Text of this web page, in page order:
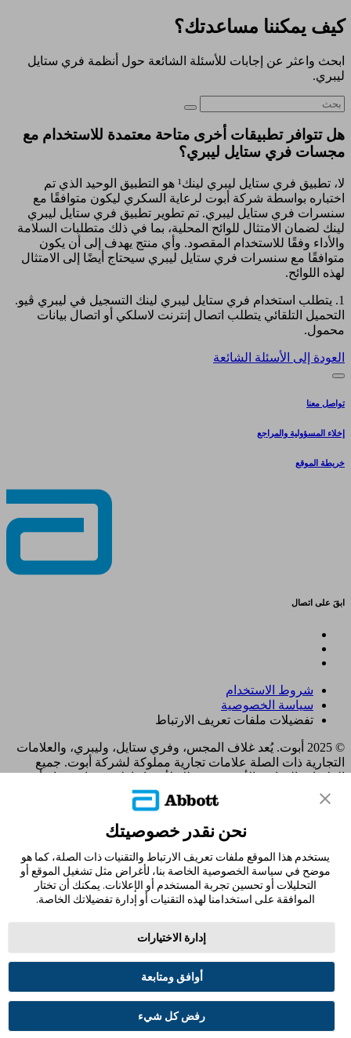
كيف يمكننا مساعدتك؟
ابحث واعثر عن إجابات للأسئلة الشائعة حول أنظمة فري ستايل
ليبري.
هل تتوافر تطبيقات أخرى متاحة معتمدة للاستخدام مع
مجسات فري ستايل ليبري؟
لا، تطبيق فري ستايل ليبري لينك¹ هو التطبيق الوحيد الذي تم
اختباره بواسطة شركة أبوت لرعاية السكري ليكون متوافقًا مع
سنسرات فري ستايل ليبري. تم تطوير تطبيق فري ستايل ليبري
لينك لضمان الامتثال للوائح المحلية، بما في ذلك متطلبات السلامة
والأداء وفقًا للاستخدام المقصود. وأي منتج يهدف إلى أن يكون
متوافقًا مع سنسرات فري ستايل ليبري سيحتاج أيضًا إلى الامتثال
لهذه اللوائح.
1. يتطلب استخدام فري ستايل ليبري لينك التسجيل في ليبري ڤيو.
التحميل التلقائي يتطلب اتصال إنترنت لاسلكي أو اتصال بيانات
محمول.
العودة إلى الأسئلة الشائعة
تواصل معنا
إخلاء المسؤولية والمراجع
خريطة الموقع
ابقَ على اتصال
شروط الاستخدام
سياسة الخصوصية
تفضيلات ملفات تعريف الارتباط
© 2025 أبوت. يُعد غلاف المجس، وفري ستايل، وليبري، والعلامات
التجارية ذات الصلة علامات تجارية مملوكة لشركة أبوت. جميع
العلامات التجارية الأخرى هي ملك لأصحابها. لا يجوز استخدام أي
علامة تجارية، أو اسم تجاري، أو تصميم تجاري مملوك لشركة أبوت
على هذا الموقع دون الحصول على تصريح كتابي مسبق من شركة
أبوت لابوراتوريز، باستثناء تحديد المنتج أو الخدمات التابعة للشركة.
تم تصميم هذا الموقع والمعلومات الواردة فيه للاستخدام من قبل
المقيمين في المملكة العربية السعودية. الصور والبيانات المُحاكية
لأغراض توضيحية فقط و ليست بياناتأ و حالات مرضية حقيقية.
ADC-105770 v2.0
سيؤدي النقر فوق الارتباط "نعم" أدناه إلى نقلك إلى موقع ويب آخر
غير Abbott Laboratories. الروابط التي توجهك إلى مواقع أخرى لا
تخضع لسيطرة مختبرات أبوت. ولذلك ، فإن شركة أبوت لابوراتوريز
ليست مسؤولة عن محتوى هذه المواقع أو أي روابط أخرى قد تظهر
على هذا الموقع. توفر مختبرات أبوت هذه الروابط فقط من باب
المجاملة ، ولا يعني تضمين ارتباط موافقة مختبرات أبوت لهذه
الصفحة.
نحن نقدر خصوصيتك
يستخدم هذا الموقع ملفات تعريف الارتباط والتقنيات ذات الصلة، كما هو
موضح في سياسة الخصوصية الخاصة بنا، لأغراض مثل تشغيل الموقع أو
التحليلات أو تحسين تجربة المستخدم أو الإعلانات. يمكنك أن تختار
الموافقة على استخدامنا لهذه التقنيات أو إدارة تفضيلاتك الخاصة.
إدارة الاختيارات
أوافق ومتابعة
رفض كل شيء